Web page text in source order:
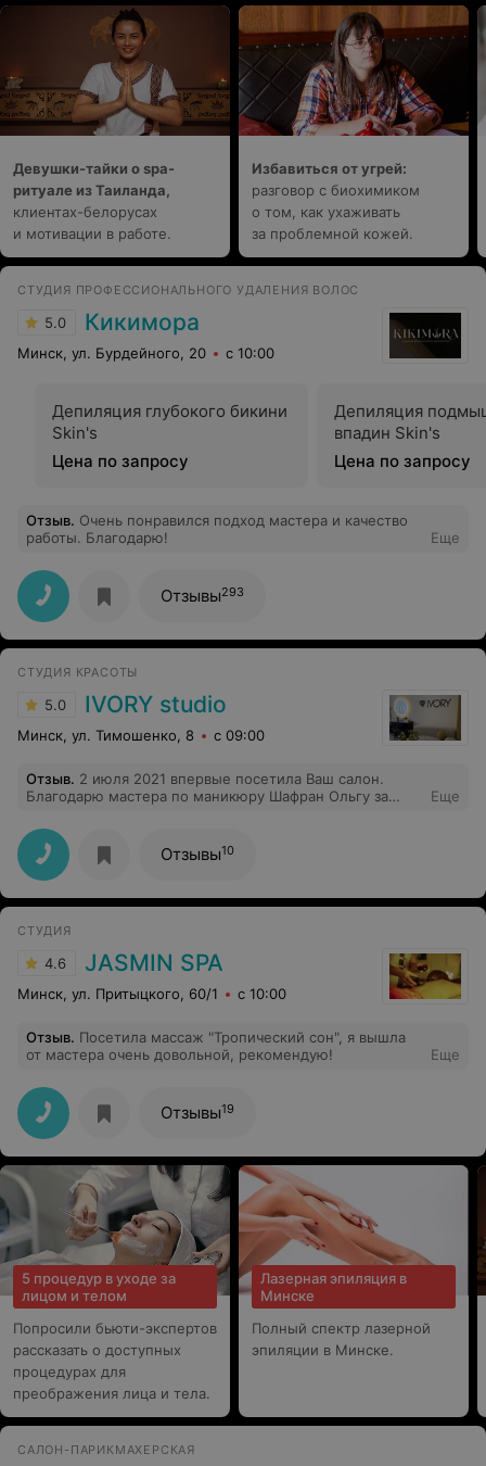
Девушки-тайки о spa-
ритуале из Таиланда,
клиентах-белорусах
и мотивации в работе.
Избавиться от угрей:
разговор с биохимиком
о том, как ухаживать
за проблемной кожей.
СТУДИЯ ПРОФЕССИОНАЛЬНОГО УДАЛЕНИЯ ВОЛОС
5.0 Кикимора
Минск, ул. Бурдейного, 20 с 10:00
Депиляция глубокого бикини
Skin's
Цена по запросу
Депиляция
впадин Skin's
Цена по запросу
Отзыв. Очень понравился подход мастера и качество
работы. Благодарю!
Еще
Отзывы293
СТУДИЯ КРАСОТЫ
5.0 IVORY studio
Минск, ул. Тимошенко, 8 с 09:00
Отзыв. 2 июля 2021 впервые посетила Ваш салон.
Благодарю мастера по маникюру Шафран Ольгу за
современный подход. Рекомендую всем, кто желает
получить безупречные ноготки! Спасибо огромное
Еще
Отзывы10
СТУДИЯ
4.6 JASMIN SPA
Минск, ул. Притыцкого, 60/1 с 10:00
Отзыв. Посетила массаж "Тропический сон", я вышла
от мастера очень довольной, рекомендую!
Еще
Отзывы19
5 процедур в уходе за
лицом и телом
Попросили бьюти-экспертов
рассказать о доступных
процедурах для
преображения лица и тела.
Лазерная эпиляция в
Минске
Полный спектр лазерной
эпиляции в Минске.
САЛОН-ПАРИКМАХЕРСКАЯ